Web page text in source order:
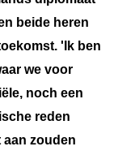
beide heren
'Ik ben
we voor
noch een
reden
aan zouden